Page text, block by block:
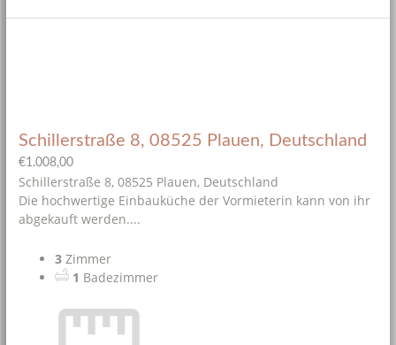
Schillerstraße 8, 08525 Plauen, Deutschland
€1.008,00
Schillerstraße 8, 08525 Plauen, Deutschland
Die hochwertige Einbauküche der Vormieterin kann von ihr
abgekauft werden....
3 Zimmer
1 Badezimmer